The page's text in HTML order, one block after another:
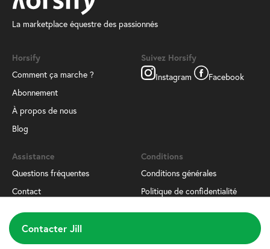
Contacter Jill
La marketplace équestre des passionnés
Horsify
Comment ça marche ?
Abonnement
À propos de nous
Blog
Suivez Horsify
Instagram
Facebook
Assistance
Questions fréquentes
Contact
Conditions
Conditions générales
Politique de confidentialité